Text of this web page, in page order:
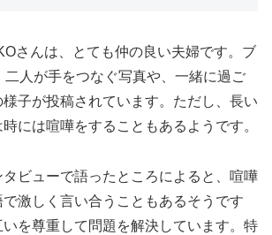
さんは、とても仲の良い夫婦です。ブ
二人が手をつなぐ写真や、一緒に過ご
子が投稿されています。ただし、長い
には喧嘩をすることもあるようです。
ビューで語ったところによると、喧嘩
激しく言い合うこともあるそうです
を尊重して問題を解決しています。特